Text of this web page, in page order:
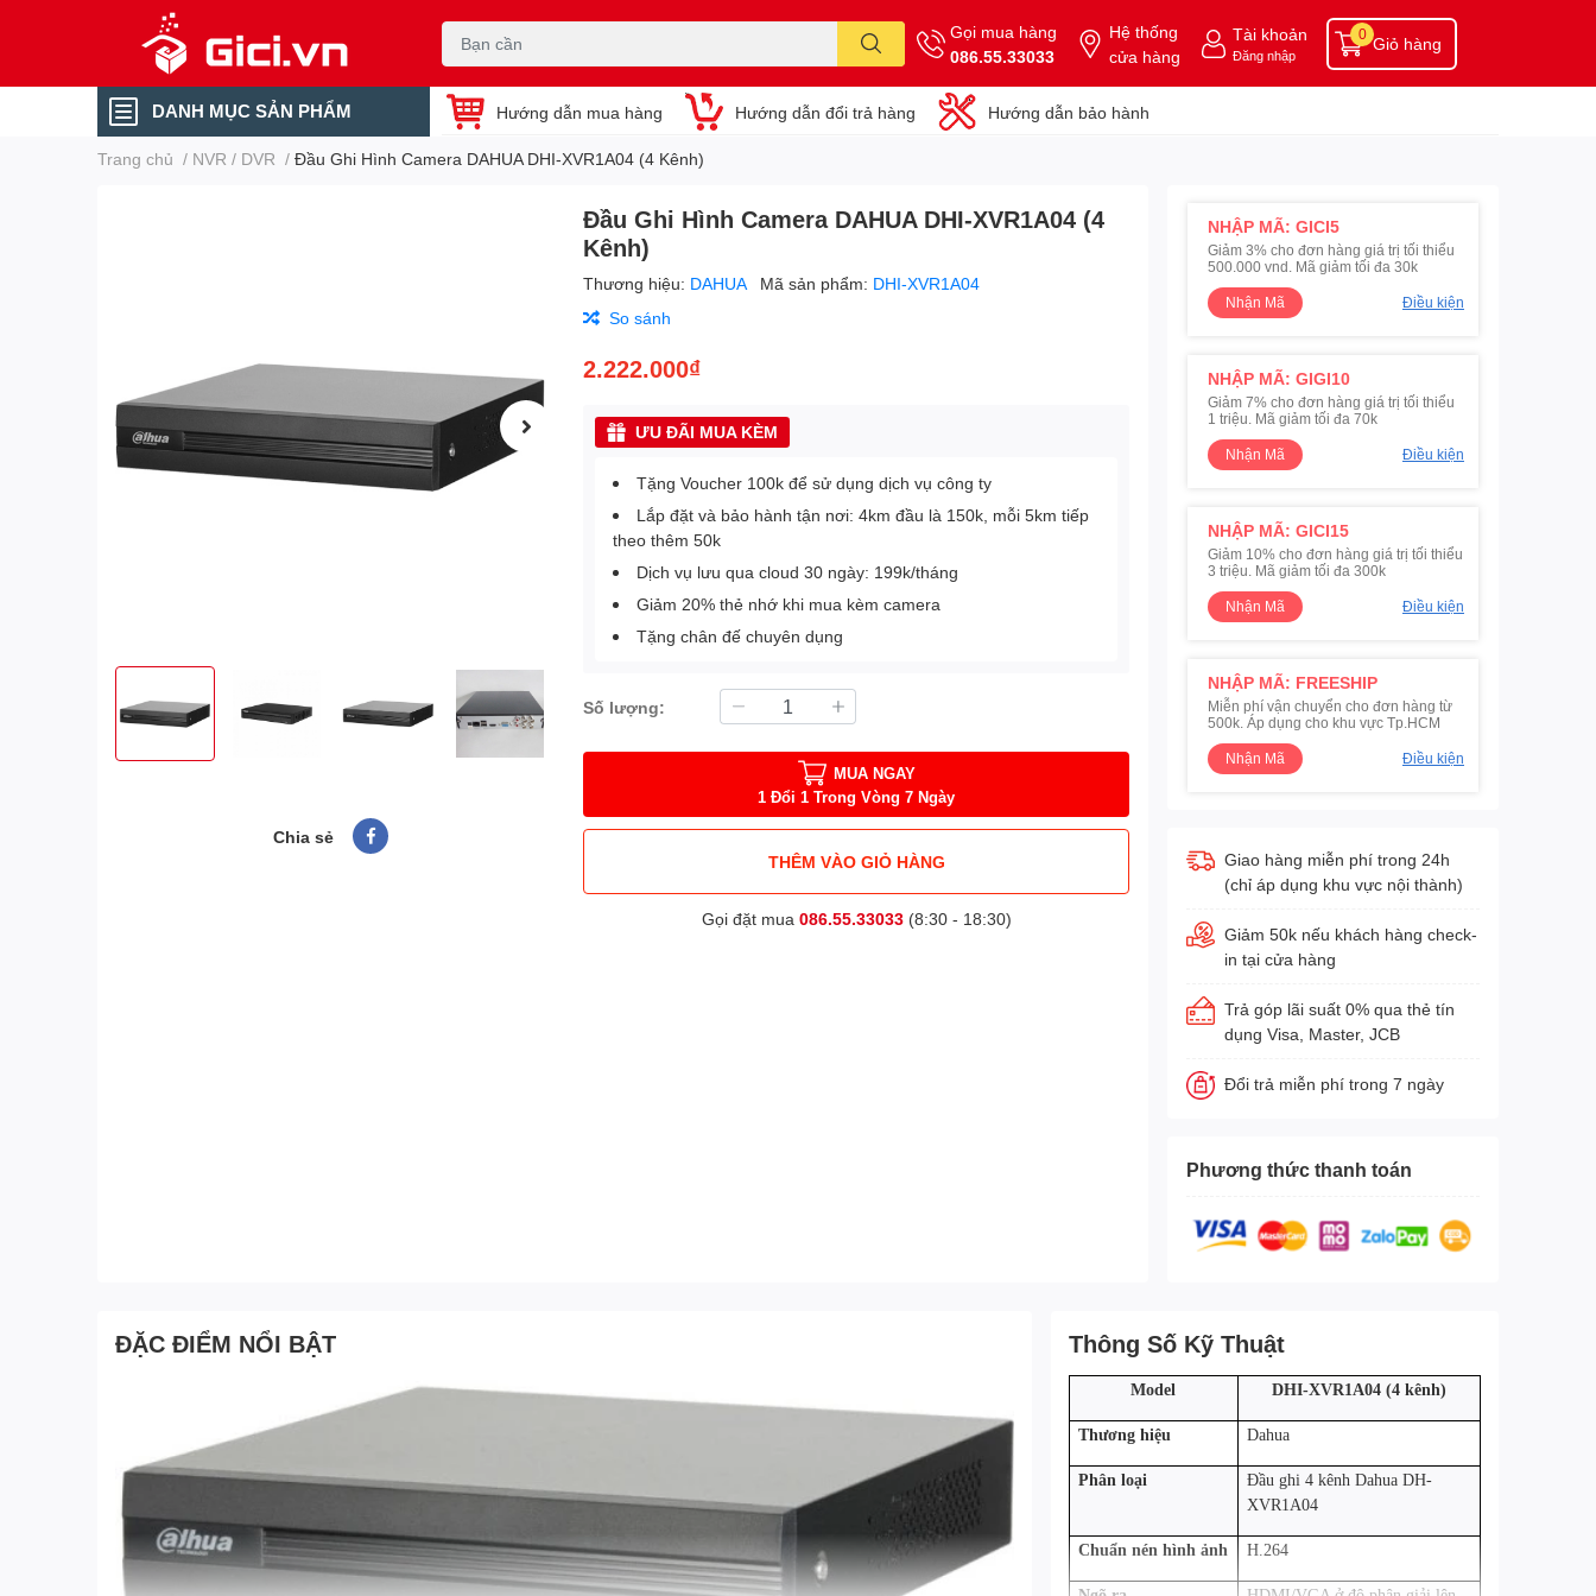
Gọi mua hàng
086.55.33033
Hệ thống
cửa hàng
Tài khoản
Đăng nhập
Giỏ hàng
0
DANH MỤC SẢN PHẨM Hướng dẫn mua hàng Hướng dẫn đổi trả hàng Hướng dẫn bảo hành
Trang chủ / NVR / DVR / Đầu Ghi Hình Camera DAHUA DHI-XVR1A04 (4 Kênh)
Chia sẻ
Đầu Ghi Hình Camera DAHUA DHI-XVR1A04 (4
Kênh)
Thương hiệu: DAHUA Mã sản phẩm: DHI-XVR1A04
So sánh
2.222.000₫
ƯU ĐÃI MUA KÈM
Tặng Voucher 100k để sử dụng dịch vụ công ty
Lắp đặt và bảo hành tận nơi: 4km đầu là 150k, mỗi 5km tiếp
theo thêm 50k
Dịch vụ lưu qua cloud 30 ngày: 199k/tháng
Giảm 20% thẻ nhớ khi mua kèm camera
Tặng chân đế chuyên dụng
Số lượng:
MUA NGAY
1 Đổi 1 Trong Vòng 7 Ngày
THÊM VÀO GIỎ HÀNG
Gọi đặt mua 086.55.33033(8:30 - 18:30)
NHẬP MÃ: GICI5
Giảm 3% cho đơn hàng giá trị tối thiểu
500.000 vnd. Mã giảm tối đa 30k
Nhận Mã
Điều kiện
NHẬP MÃ: GIGI10
Giảm 7% cho đơn hàng giá trị tối thiểu
1 triệu. Mã giảm tối đa 70k
Nhận Mã
Điều kiện
NHẬP MÃ: GICI15
Giảm 10% cho đơn hàng giá trị tối thiểu
3 triệu. Mã giảm tối đa 300k
Nhận Mã
Điều kiện
NHẬP MÃ: FREESHIP
Miễn phí vận chuyển cho đơn hàng từ
500k. Áp dụng cho khu vực Tp.HCM
Nhận Mã
Điều kiện
Giao hàng miễn phí trong 24h
(chỉ áp dụng khu vực nội thành)
Giảm 50k nếu khách hàng check-
in tại cửa hàng
Trả góp lãi suất 0% qua thẻ tín
dụng Visa, Master, JCB
Đổi trả miễn phí trong 7 ngày
Phương thức thanh toán
ĐẶC ĐIỂM NỔI BẬT Thông Số Kỹ Thuật
Model DHI-XVR1A04 (4 kênh)
Thương hiệu Dahua
Phân loại
Đầu ghi 4 kênh Dahua DH-
XVR1A04
Chuẩn nén hình ảnh H.264